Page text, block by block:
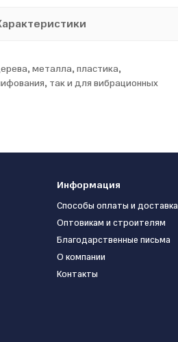
металла, пластика,
так и для вибрационных
Информация
Способы оплаты и доставка
Оптовикам и строителям
Благодарственные письма
О компании
Контакты